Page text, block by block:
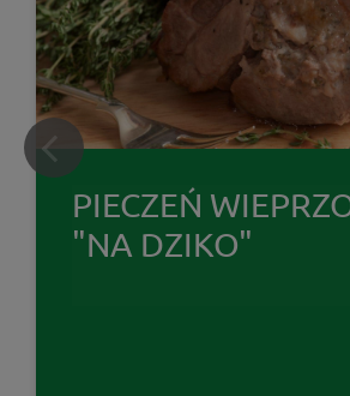
PIECZEŃ
"NA DZIKO"